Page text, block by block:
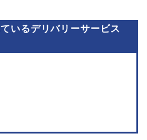
いるデリバリーサービス